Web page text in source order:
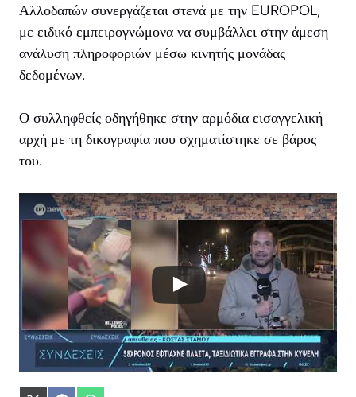
Αλλοδαπών συνεργάζεται στενά με την EUROPOL,
με ειδικό εμπειρογνώμονα να συμβάλλει στην άμεση
ανάλυση πληροφοριών μέσω κινητής μονάδας
δεδομένων.
Ο συλληφθείς οδηγήθηκε στην αρμόδια εισαγγελική
αρχή με τη δικογραφία που σχηματίστηκε σε βάρος
του.